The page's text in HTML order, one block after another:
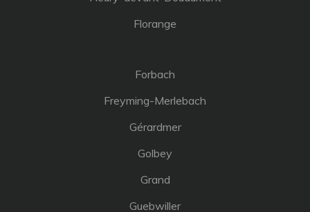
Florange
Forbach
Freyming-Merlebach
Gérardmer
Golbey
Grand
Guebwiller